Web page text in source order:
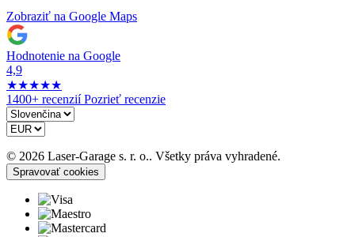
Zobraziť na Google Maps
Hodnotenie na Google
4,9
★★★★★
1400+ recenzií Pozrieť recenzie
© 2026 Laser-Garage s. r. o.. Všetky práva vyhradené.
Spravovať cookies